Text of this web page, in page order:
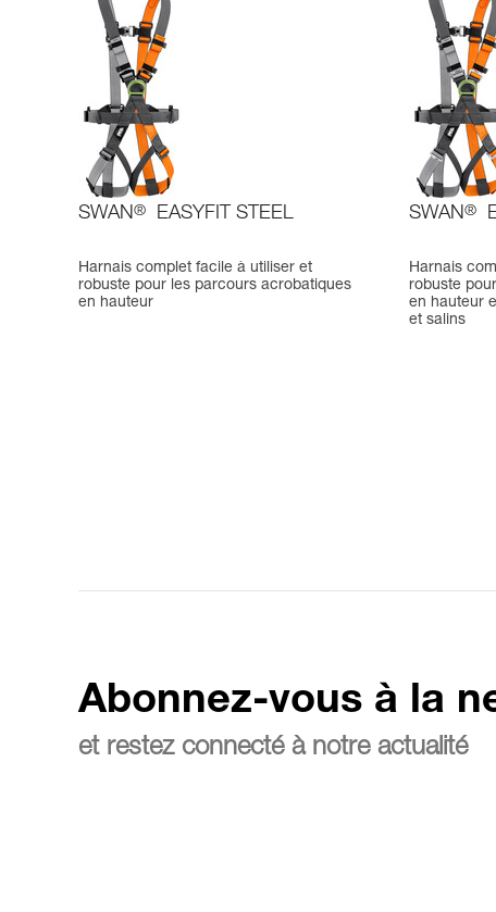
SWAN® EASYFIT STEEL
Harnais complet facile à utiliser et
robuste pour les parcours acrobatiques
en hauteur
SWAN®
Harnais
robuste
en hauteur
et salins
Abonnez-vous à la
et restez connecté à notre actualité